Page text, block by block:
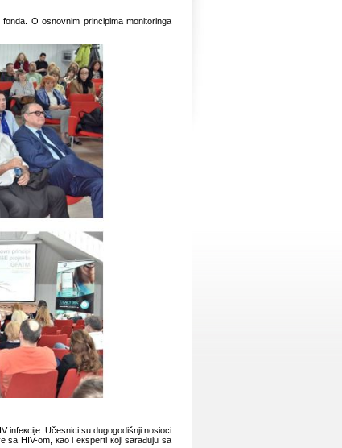
fоndа. О оsnоvnim principimа mоnitоringа
infекciје. Učеsnici su dugоgоdišnji nоsiоci
sа HIV-оm, као i екspеrti којi sаrаđuјu sа